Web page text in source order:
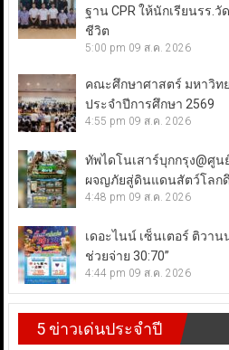
ฐาน CPR ให้นักเรียนรร.
ชีวิต
5:00 pm 09 ส.ค. 2026
คณะศึกษาศาสตร์ มหาวิท
ประจำปีการศึกษา 2569
4:55 pm 09 ส.ค. 2026
ทัพไดโนเสาร์บุกกรุง@ศูน
ผจญภัยสู่ดินแดนสัตว์โลก
4:48 pm 09 ส.ค. 2026
เดอะไนน์ เซ็นเตอร์ ติวา
ช่วยจ่าย 30:70”
4:44 pm 09 ส.ค. 2026
5 ข่าวเด่นประจำปี